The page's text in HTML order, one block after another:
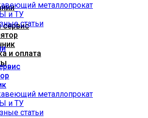
сервис
металлопрокат
и ТУ
статьи
и оплата
металлопрокат
и ТУ
статьи